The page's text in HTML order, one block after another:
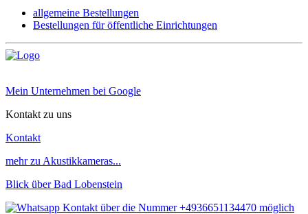
allgemeine Bestellungen
Bestellungen für öffentliche Einrichtungen
Mein Unternehmen bei Google
Kontakt zu uns
Kontakt
mehr zu Akustikkameras...
Blick über Bad Lobenstein